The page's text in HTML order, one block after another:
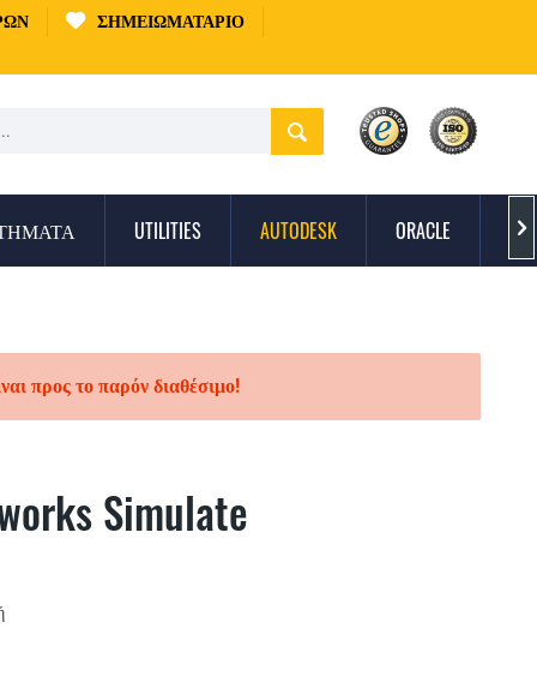
ΣΗΜΕΙΩΜΑΤΆΡΙΟ
UTILITIES AUTODESK ORACLE 
προς το παρόν διαθέσιμο!
Simulate